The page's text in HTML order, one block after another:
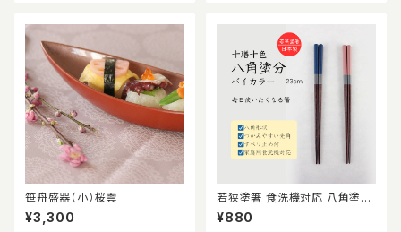
笹舟盛器（小）桜雲
¥3,300
若狭塗箸 食洗機対応 八角塗り
分け バイカラー 23cm すべり
止め 日本製 日常使い 箸 くすみ
¥880